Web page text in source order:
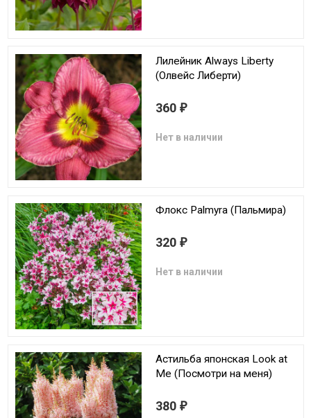
Лилейник Always Liberty
(Олвейс Либерти)
360 ₽
Нет в наличии
Флокс Palmyra (Пальмира)
320 ₽
Нет в наличии
Астильба японская Look at
Me (Посмотри на меня)
380 ₽